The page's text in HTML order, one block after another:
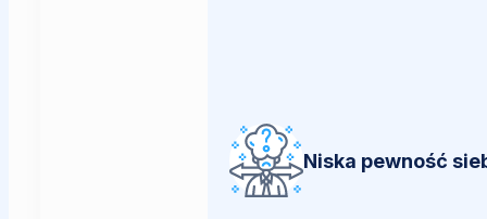
Niska pewność